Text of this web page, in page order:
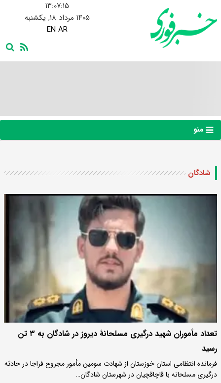
۱۳:۰۷:۱۶
۱۴۰۵ مرداد ۱۸, یکشنبه
EN AR
منو
شادگان
تعداد مأموران شهید درگیری مسلحانهٔ دیروز در شادگان به ۳ تن
رسید
فرمانده انتظامی استان خوزستان از شهادت سومین مأمور مجروح فراجا در حادثه
درگیری مسلحانه با قاچاقچیان در شهرستان شادگان…